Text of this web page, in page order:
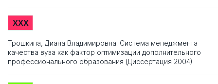
XXX
Трошкина, Диана Владимировна. Система менеджмента
качества вуза как фактор оптимизации дополнительного
профессионального образования (Диссертация 2004)